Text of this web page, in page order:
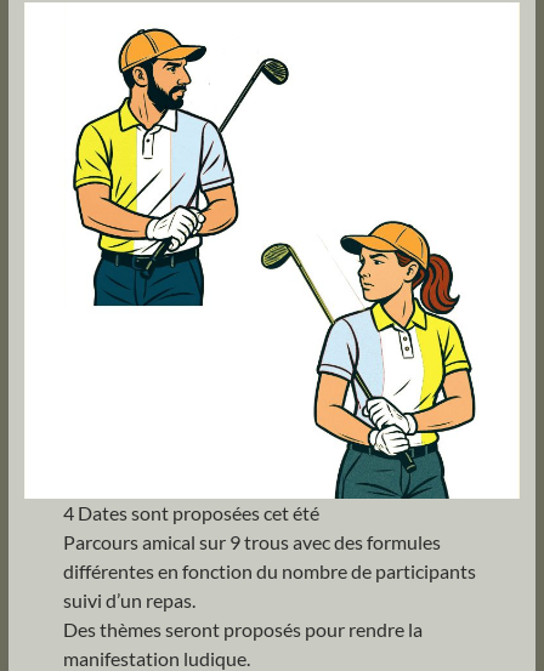
4 Dates sont proposées cet été
Parcours amical sur 9 trous avec des formules
différentes en fonction du nombre de participants
suivi d’un repas.
Des thèmes seront proposés pour rendre la
manifestation ludique.